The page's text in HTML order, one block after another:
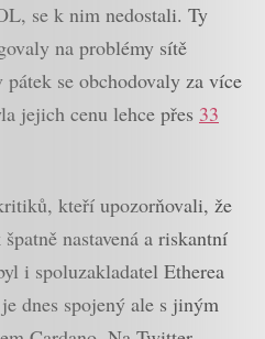
se k nim nedostali. Ty
na problémy sítě
se obchodovaly za více
jejich cenu lehce přes 33
kteří upozorňovali, že
nastavená a riskantní
i spoluzakladatel Etherea
dnes spojený ale s jiným